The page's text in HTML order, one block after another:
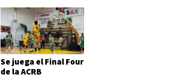
Se juega el Final Four
de la ACRB